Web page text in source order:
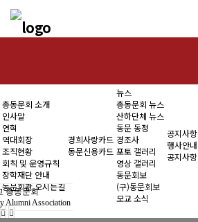
인사말
연혁
역대회장
조직현황
회칙 및 운영규칙
총동문회 소개
인사말
연혁
역대회장
조직현황
회칙 및 운영규칙
장학재단 안내
동문회관 오시는길
경희사랑카드
동문신용카드
뉴스
총동문회 뉴스
산하단체 뉴스
동문 동정
경조사
포토 갤러리
영상 갤러리
동문회보
(구)동문회보
모교 소식
공지사항
행사안내
공지사항
총동문회
Alumni Association